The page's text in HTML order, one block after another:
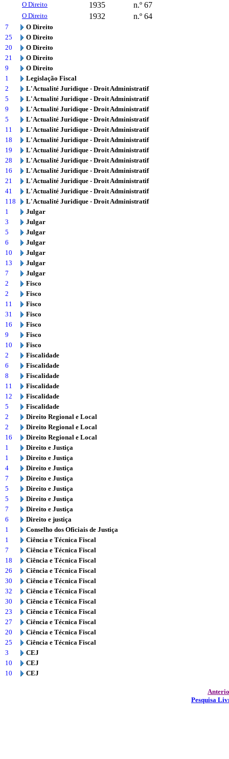
O Direito 1935 n.º 67
O Direito 1932 n.º 64
7
O Direito
25
O Direito
20
O Direito
21
O Direito
9
O Direito
1
Legislação Fiscal
2
L'Actualité Juridique - Droit Administratif
5
L'Actualité Juridique - Droit Administratif
9
L'Actualité Juridique - Droit Administratif
5
L'Actualité Juridique - Droit Administratif
11
L'Actualité Juridique - Droit Administratif
18
L'Actualité Juridique - Droit Administratif
19
L'Actualité Juridique - Droit Administratif
28
L'Actualité Juridique - Droit Administratif
16
L'Actualité Juridique - Droit Administratif
21
L'Actualité Juridique - Droit Administratif
41
L'Actualité Juridique - Droit Administratif
118
L'Actualité Juridique - Droit Administratif
1
Julgar
3
Julgar
5
Julgar
6
Julgar
10
Julgar
13
Julgar
7
Julgar
2
Fisco
2
Fisco
11
Fisco
31
Fisco
16
Fisco
9
Fisco
10
Fisco
2
Fiscalidade
6
Fiscalidade
8
Fiscalidade
11
Fiscalidade
12
Fiscalidade
5
Fiscalidade
2
Direito Regional e Local
2
Direito Regional e Local
16
Direito Regional e Local
1
Direito e Justiça
1
Direito e Justiça
4
Direito e Justiça
7
Direito e Justiça
5
Direito e Justiça
5
Direito e Justiça
7
Direito e Justiça
6
Direito e justiça
1
Conselho dos Oficiais de Justiça
1
Ciência e Técnica Fiscal
7
Ciência e Técnica Fiscal
18
Ciência e Técnica Fiscal
26
Ciência e Técnica Fiscal
30
Ciência e Técnica Fiscal
32
Ciência e Técnica Fiscal
30
Ciência e Técnica Fiscal
23
Ciência e Técnica Fiscal
27
Ciência e Técnica Fiscal
20
Ciência e Técnica Fiscal
25
Ciência e Técnica Fiscal
3
CEJ
10
CEJ
10
CEJ
Pesquisa